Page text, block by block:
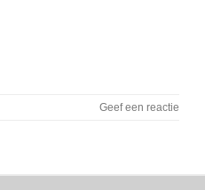
Geef een reactie